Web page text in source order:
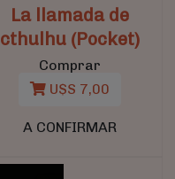
La llamada de
cthulhu (Pocket)
Comprar
U$S 7,00
A CONFIRMAR